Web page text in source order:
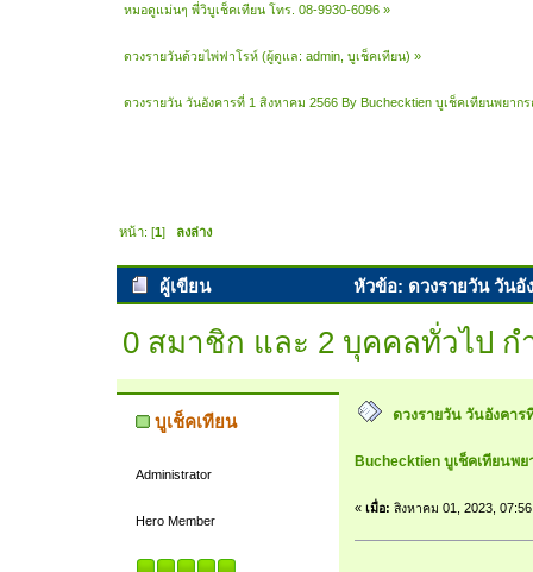
หมอดูแม่นๆ พี่วิบูเช็คเทียน โทร. 08-9930-6096 »
ดวงรายวันด้วยไพ่ฟาโรห์ (ผู้ดูแล:admin,บูเช็คเทียน) »
ดวงรายวัน วันอังคารที่ 1 สิงหาคม 2566 By Buchecktien บูเช็คเทียนพยา
หน้า: [1] ลงล่าง
ผู้เขียน
หัวข้อ: ดวงรายวัน วันอั
0 สมาชิก และ 2 บุคคลทั่วไป
บูเช็คเทียน
Administrator
Hero Member
ดวงรายวัน วันอังคาร
Buchecktien บูเช็คเทียนพ
« เมื่อ: สิงหาคม 01, 2023,